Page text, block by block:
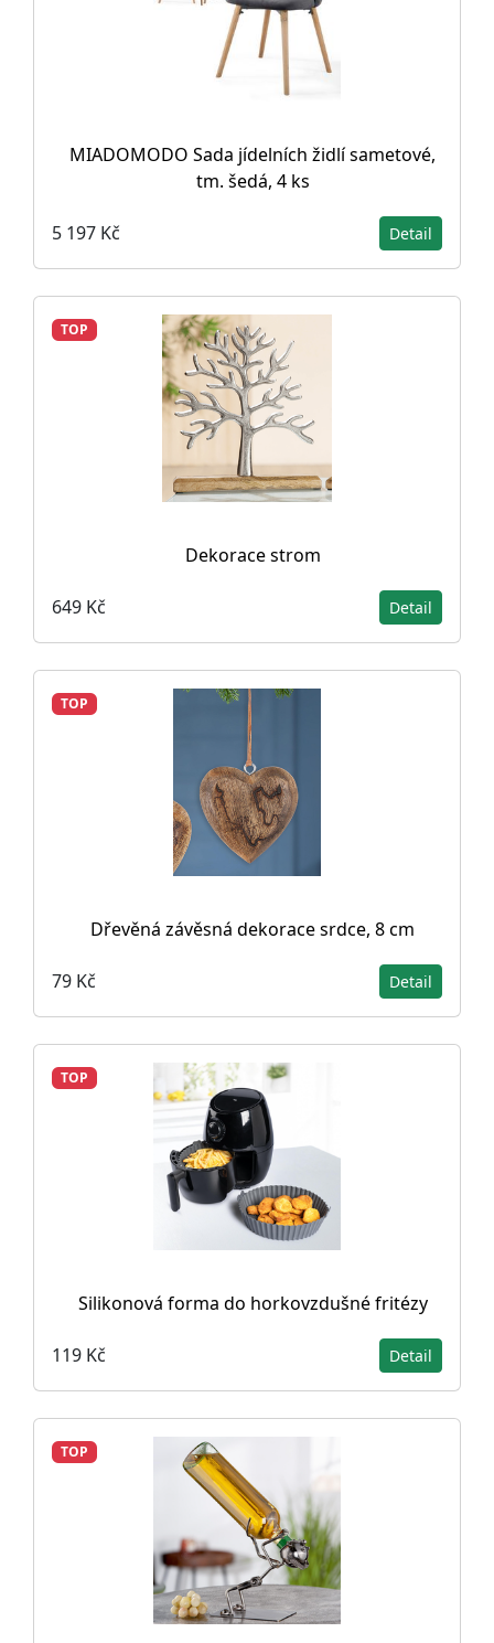
MIADOMODO Sada jídelních židlí sametové,
tm. šedá, 4 ks
5 197 Kč Detail
TOP
Dekorace strom
649 Kč Detail
TOP
Dřevěná závěsná dekorace srdce, 8 cm
79 Kč Detail
TOP
Silikonová forma do horkovzdušné fritézy
119 Kč Detail
TOP